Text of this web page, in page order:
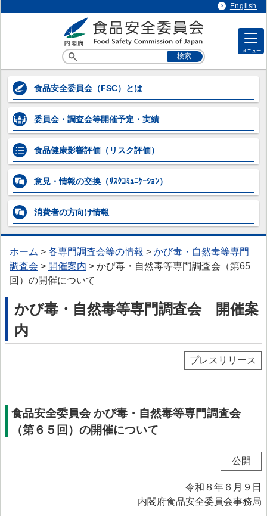
English
メニュー
各専門調査会等の情報
各専門調査会等の情報
> 企画等専門調査会
> 添加物専門調査会
> 農薬第一～第五専門調査会
> 動物用医薬品専門調査会
> 器具・容器包装専門調査会
> 汚染物質等専門調査会
> 微生物・ウイルス専門調査会
> プリオン専門調査会
> かび毒・自然毒等専門調査会
> 新開発食品専門調査会
> 以前設置していた主なワーキンググループ
委託研究・調査事業
食品安全委員会 （FSC）とは
委員会・調査会等開催予定・実績
食品健康影響評価 （リスク評価）
意見・情報の交換 （ﾘｽｸｺﾐｭﾆｹｰｼｮﾝ）
消費者の方向け情報
ホーム > 各専門調査会等の情報 > かび毒・自然毒等専門
調査会 > 開催案内 > かび毒・自然毒等専門調査会（第65
回）の開催について
かび毒・自然毒等専門調査会 開催案
内
プレスリリース
食品安全委員会 かび毒・自然毒等専門調査会
（第６５回）の開催について
公開
令和８年６月９日
内閣府食品安全委員会事務局